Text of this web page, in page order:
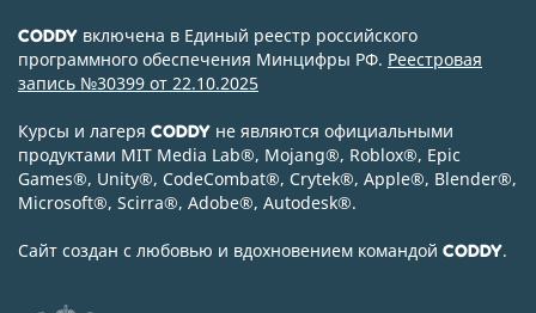
CODDY включена в Единый реестр российского
программного обеспечения Минцифры РФ. Реестровая
запись №30399 от 22.10.2025
Курсы и лагеря CODDY не являются официальными
продуктами MIT Media Lab®, Mojang®, Roblox®, Epic
Games®, Unity®, CodeСombat®, Crytek®, Apple®, Blender®,
Microsoft®, Scirra®, Adobe®, Autodesk®.
Сайт создан с любовью и вдохновением командой CODDY.